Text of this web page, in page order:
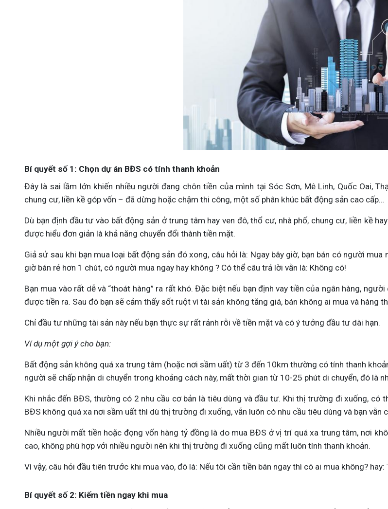
Bí quyết số 1: Chọn dự án BĐS có tính thanh khoản
Đây là sai lầm lớn khiến nhiều người đang chôn tiền của mình tại Sóc Sơn, Mê Linh, Quốc Oai,
chung cư, liền kề góp vốn – đã dừng hoặc chậm thi công, một số phân khúc bất động sản cao cấp…
Dù bạn định đầu tư vào bất động sản ở trung tâm hay ven đô, thổ cư, nhà phố, chung cư, liền kề
được hiểu đơn giản là khả năng chuyển đổi thành tiền mặt.
Giả sử sau khi bạn mua loại bất động sản đó xong, câu hỏi là: Ngay bây giờ, bạn bán có người
giờ bán rẻ hơn 1 chút, có người mua ngay hay không ? Có thể câu trả lời vẫn là: Không có!
Bạn mua vào rất dễ và “thoát hàng” ra rất khó. Đặc biệt nếu bạn định vay tiền của ngân hàng,
được tiền ra. Sau đó bạn sẽ cảm thấy sốt ruột vì tài sản không tăng giá, bán không ai mua và hàng
Chỉ đầu tư những tài sản này nếu bạn thực sự rất rảnh rỗi về tiền mặt và có ý tưởng đầu tư dài hạn.
Ví dụ một gợi ý cho bạn:
Bất động sản không quá xa trung tâm (hoặc nơi sầm uất) từ 3 đến 10km thường có tính thanh
người sẽ chấp nhận di chuyển trong khoảng cách này, mất thời gian từ 10-25 phút di chuyển, đó là
Khi nhắc đến BĐS, thường có 2 nhu cầu cơ bản là tiêu dùng và đầu tư. Khi thị trường đi xuống, có
BĐS không quá xa nơi sầm uất thì dù thị trường đi xuống, vẫn luôn có nhu cầu tiêu dùng và bạn
Nhiều người mất tiền hoặc đọng vốn hàng tỷ đồng là do mua BĐS ở vị trí quá xa trung tâm, nơi
cao, không phù hợp với nhiều người nên khi thị trường đi xuống cũng mất luôn tính thanh khoản.
Vì vậy, câu hỏi đầu tiên trước khi mua vào, đó là: Nếu tôi cần tiền bán ngay thì có ai mua không?
Bí quyết số 2: Kiếm tiền ngay khi mua